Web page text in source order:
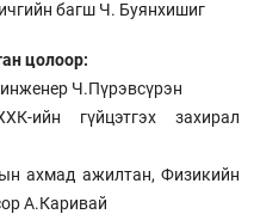
багш Ч. Буянхишиг
цолоор:
Ч.Пүрэвсүрэн
ийн гүйцэтгэх захирал
ахмад ажилтан, Физикийн
А.Каривай